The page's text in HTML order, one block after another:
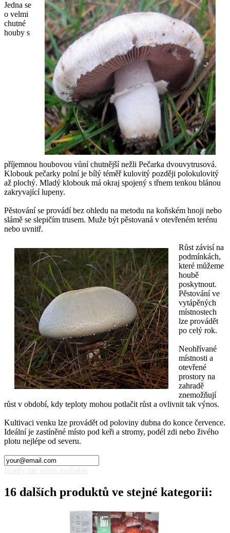
Jedna se
o velmi
chutné
houby s
příjemnou houbovou vůní chutnější nežli Pečarka dvouvytrusová.
Klobouk pečarky polní je bílý téměř kulovitý později polokulovitý
až plochý. Mladý klobouk má okraj spojený s třnem tenkou blánou
zakryvající lupeny.
Pěstování se provádí bez ohledu na metodu na koňském hnoji nebo
slámě se slepičím trusem. Muže být pěstovaná v otevřeném terénu
nebo uvnitř.
Růst závisí na
podmínkách,
které můžeme
houbě
poskytnout.
Pěstování ve
vytápěných
místnostech
lze provádět
po celý rok.
Neohřívané
místnosti a
otevřené
prostory na
zahradě
znemožňují
růst v období, kdy teploty mohou potlačit růst a ovlivnit tak výnos.
Kultivaci venku lze provádět od poloviny dubna do konce července.
Ideální je zastíněné místo pod keři a stromy, podél zdi nebo živého
plotu nejlépe od severu.
Notify me when available
16 dalších produktů ve stejné kategorii: